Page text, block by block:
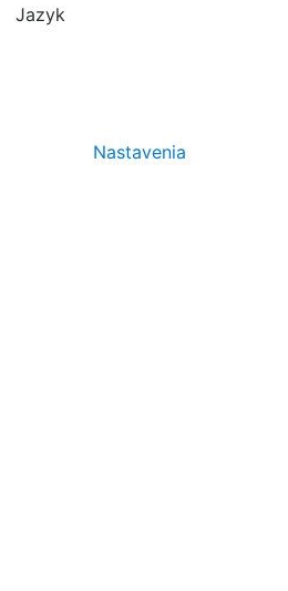
Jazyk
Nastavenia